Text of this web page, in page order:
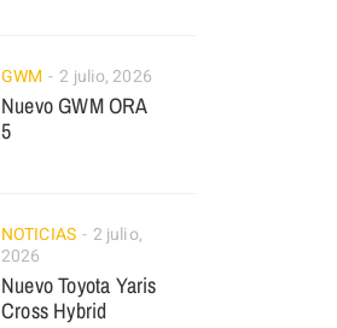
GWM 2 julio, 2026
Nuevo GWM ORA
5
NOTICIAS
2 julio,
2026
Nuevo Toyota Yaris
Cross Hybrid